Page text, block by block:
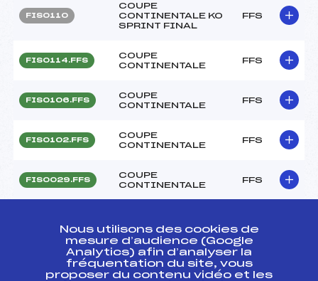
FIS0110
COUPE
CONTINENTALE KO
SPRINT FINAL
FFS
FIS0114.FFS
COUPE
CONTINENTALE
FFS
FIS0106.FFS
COUPE
CONTINENTALE
FFS
FIS0102.FFS
COUPE
CONTINENTALE
FFS
FIS0029.FFS
COUPE
CONTINENTALE
FFS
FIS0023
CONTINENTALE KO
SPRINT FINAL
FFS
COUPE
CONTINENTALE
FFS
Nous utilisons des cookies de
mesure d’audience (Google
Analytics) afin d’analyser la
fréquentation du site, vous
proposer du contenu vidéo et les